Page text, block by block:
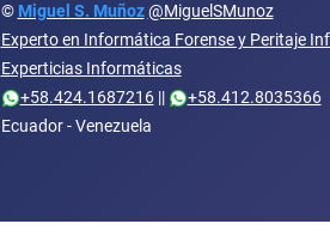
© Miguel S. Muñoz @MiguelSMunoz
Experto en Informática Forense y Peritaje
Experticias Informáticas
+58.424.1687216||
+58.412.8035366
Ecuador - Venezuela